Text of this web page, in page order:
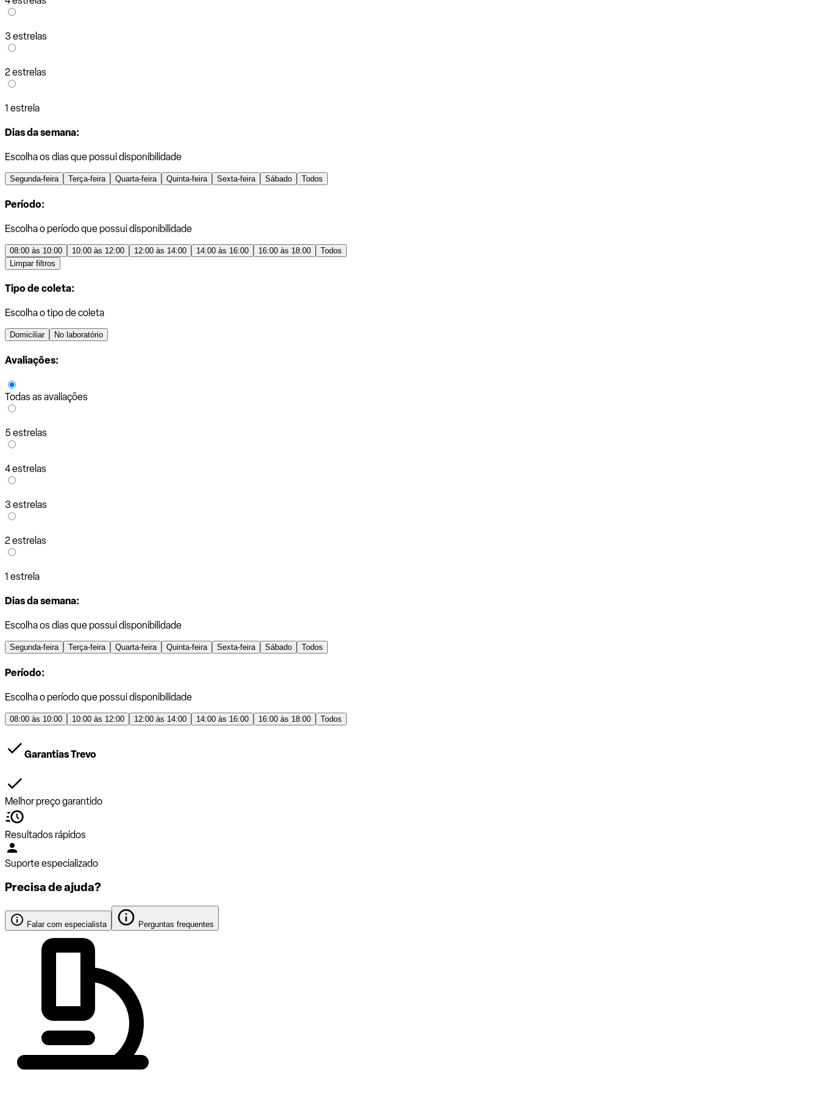
3 estrelas
2 estrelas
1 estrela
Dias da semana:
Escolha os dias que possui disponibilidade
Segunda-feira Terça-feira Quarta-feira Quinta-feira Sexta-feira Sábado Todos
Período:
Escolha o período que possui disponibilidade
08:00 às 10:00 10:00 às 12:00 12:00 às 14:00 14:00 às 16:00 16:00 às 18:00
Todos
Limpar filtros
Tipo de coleta:
Escolha o tipo de coleta
Domiciliar No laboratório
Avaliações:
Todas as avaliações
5 estrelas
4 estrelas
3 estrelas
2 estrelas
1 estrela
Dias da semana:
Escolha os dias que possui disponibilidade
Segunda-feira Terça-feira Quarta-feira Quinta-feira Sexta-feira Sábado Todos
Período:
Escolha o período que possui disponibilidade
08:00 às 10:00 10:00 às 12:00 12:00 às 14:00 14:00 às 16:00 16:00 às 18:00 Todos
Garantias Trevo
Melhor preço garantido
Resultados rápidos
Suporte especializado
Precisa de ajuda?
Falar com especialista Perguntas frequentes